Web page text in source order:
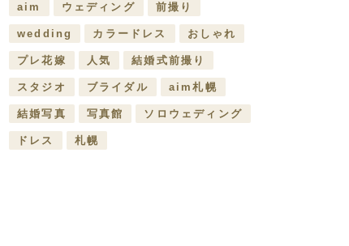
aim ウェディング 前撮り
wedding カラードレス おしゃれ
プレ花嫁 人気 結婚式前撮り
スタジオ ブライダル aim札幌
結婚写真 写真館 ソロウェディング
ドレス 札幌